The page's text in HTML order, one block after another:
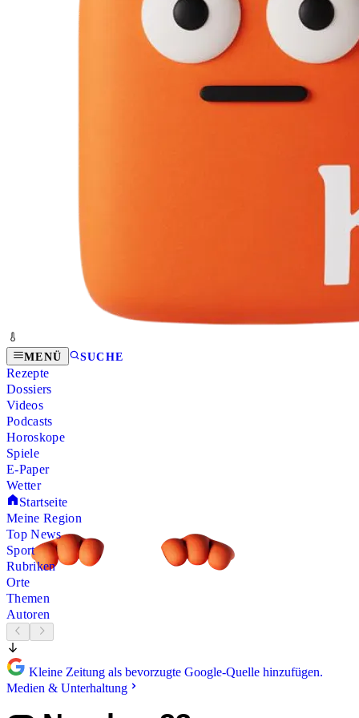
MENÜ SUCHE
Rezepte
Dossiers
Videos
Podcasts
Horoskope
Spiele
E-Paper
Wetter
Startseite
Meine Region
Top News
Sport
Rubriken
Orte
Themen
Autoren
Kleine Zeitung als bevorzugte Google-Quelle hinzufügen.
Medien & Unterhaltung